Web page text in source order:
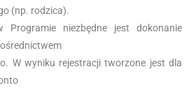
(np. rodzica).
Programie niezbędne jest dokonanie
W wyniku rejestracji tworzone jest dla